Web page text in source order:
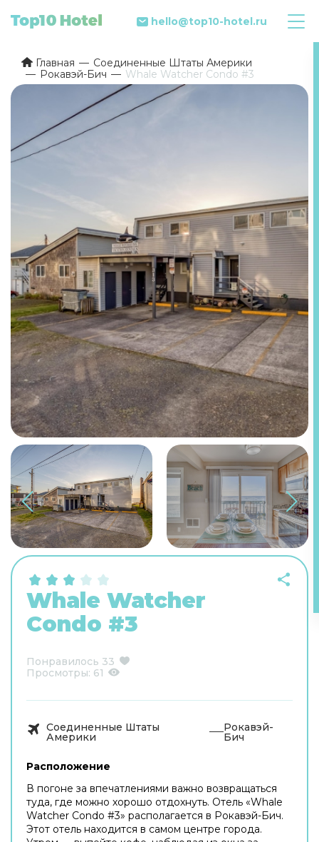
hello@top10-hotel.ru
Главная
Соединенные Штаты Америки
Рокавэй-Бич
Whale Watcher Condo #3
Whale Watcher
Condo #3
Понравилось 33
Просмотры: 61
Соединенные Штаты
Америки
Рокавэй-
Бич
Расположение
В погоне за впечатлениями важно возвращаться
туда, где можно хорошо отдохнуть. Отель «Whale
Watcher Condo #3» располагается в Рокавэй-Бич.
Этот отель находится в самом центре города.